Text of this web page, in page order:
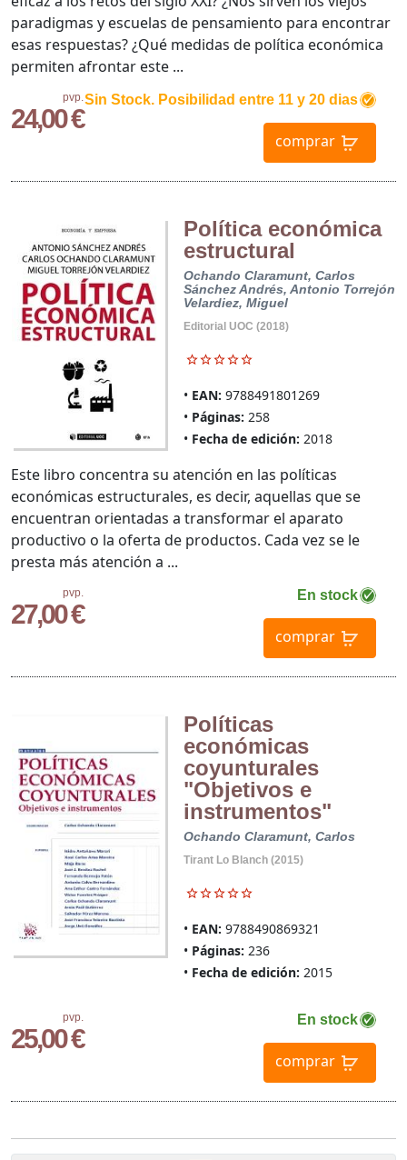
pvp.
24,00 €
Sin Stock. Posibilidad entre 11 y 20 dias
comprar
paradigmas y escuelas de pensamiento para encontrar
esas respuestas? ¿Qué medidas de política económica
permiten afrontar este ...
Política económica
estructural
Ochando Claramunt, Carlos
Sánchez Andrés, Antonio Torrejón
Velardiez, Miguel
Editorial UOC (2018)
EAN: 9788491801269
Páginas: 258
Fecha de edición: 2018
pvp.
27,00 €
En stock
comprar
Este libro concentra su atención en las políticas
económicas estructurales, es decir, aquellas que se
encuentran orientadas a transformar el aparato
productivo o la oferta de productos. Cada vez se le
presta más atención a ...
Políticas
económicas
coyunturales
"Objetivos e
instrumentos"
Ochando Claramunt, Carlos
Tirant Lo Blanch (2015)
EAN: 9788490869321
Páginas: 236
Fecha de edición: 2015
pvp.
25,00 €
En stock
comprar